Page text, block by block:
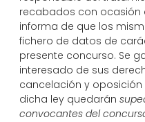
recabados con ocasión
informa de que los
fichero de datos de
presente concurso. Se
interesado de sus
cancelación y
dicha ley quedarán
convocantes del